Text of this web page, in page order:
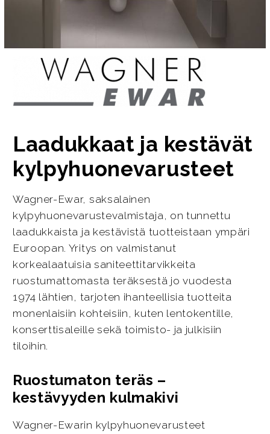
Laadukkaat ja kestävät
kylpyhuonevarusteet
Wagner-Ewar, saksalainen
kylpyhuonevarustevalmistaja, on tunnettu
laadukkaista ja kestävistä tuotteistaan ympäri
Euroopan. Yritys on valmistanut
korkealaatuisia saniteettitarvikkeita
ruostumattomasta teräksestä jo vuodesta
1974 lähtien, tarjoten ihanteellisia tuotteita
monenlaisiin kohteisiin, kuten lentokentille,
konserttisaleille sekä toimisto- ja julkisiin
tiloihin.
Ruostumaton teräs –
kestävyyden kulmakivi
Wagner-Ewarin kylpyhuonevarusteet